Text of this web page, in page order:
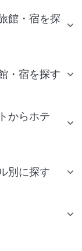
館・宿を探
・宿を探す
からホテ
別に探す